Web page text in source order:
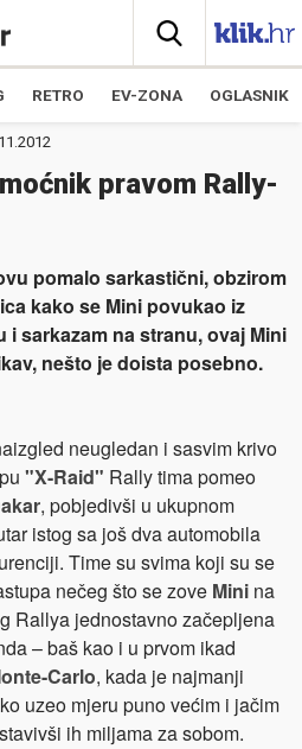
RETRO EV-ZONA OGLASNIK
pravom Rally-
pomalo sarkastični, obzirom
kako se Mini povukao iz
i sarkazam na stranu, ovaj Mini
nešto je doista posebno.
neugledan i sasvim krivo
"X-Raid" Rally tima pomeo
, pobjedivši u ukupnom
istog sa još dva automobila
Time su svima koji su se
nečeg što se zove Mini na
Rallya jednostavno začepljena
– baš kao i u prvom ikad
Carlo, kada je najmanji
uzeo mjeru puno većim i jačim
ih miljama za sobom.